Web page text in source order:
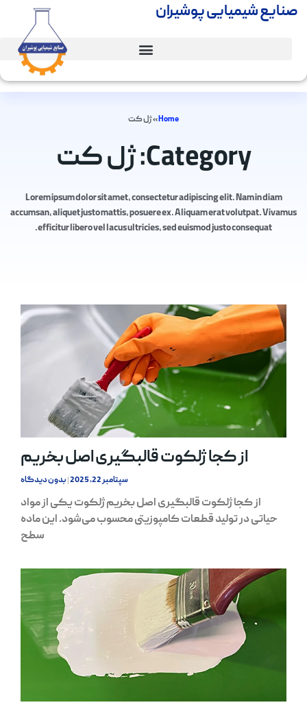
صنایع شیمیایی پوشیران
Home
»ژل کت
Category: ژل کت
Lorem ipsum dolor sit amet, consectetur adipiscing elit. Nam in diam
accumsan, aliquet justo mattis, posuere ex. Aliquam erat volutpat. Vivamus
efficitur libero vel lacus ultricies, sed euismod justo consequat.
از کجا ژلکوت قالبگیری اصل بخریم
سپتامبر 22, 2025 بدون دیدگاه
از کجا ژلکوت قالبگیری اصل بخریم ژلکوت یکی از مواد
حیاتی در تولید قطعات کامپوزیتی محسوب می‌شود. این ماده
سطح